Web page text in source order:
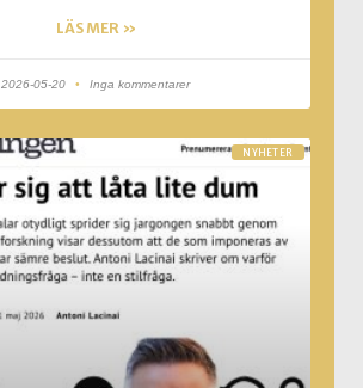
LÄS MER »
2026-05-20 Inga kommentarer
NYHETER